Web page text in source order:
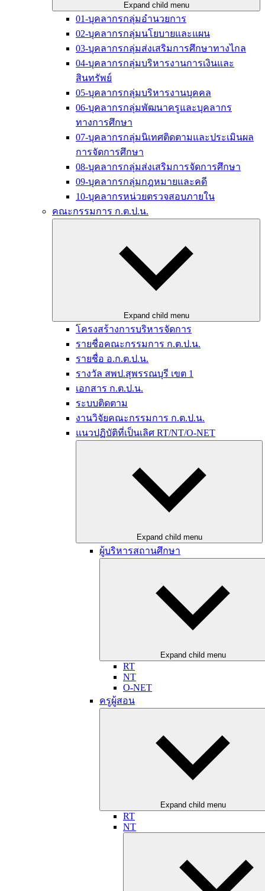
Expand child menu
01-บุคลากรกลุ่มอำนวยการ
02-บุคลากรกลุ่มนโยบายและแผน
03-บุคลากรกลุ่มส่งเสริมการศึกษาทางไกล
04-บุคลากรกลุ่มบริหารงานการเงินและ
สินทรัพย์
05-บุคลากรกลุ่มบริหารงานบุคคล
06-บุคลากรกลุ่มพัฒนาครูและบุคลากร
ทางการศึกษา
07-บุคลากรกลุ่มนิเทศติดตามและประเมินผล
การจัดการศึกษา
08-บุคลากรกลุ่มส่งเสริมการจัดการศึกษา
09-บุคลากรกลุ่มกฎหมายและคดี
10-บุคลากรหน่วยตรวจสอบภายใน
คณะกรรมการ ก.ต.ป.น.
Expand child menu
โครงสร้างการบริหารจัดการ
รายชื่อคณะกรรมการ ก.ต.ป.น.
รายชื่อ อ.ก.ต.ป.น.
รางวัล สพป.สุพรรณบุรี เขต 1
เอกสาร ก.ต.ป.น.
ระบบติดตาม
งานวิจัยคณะกรรมการ ก.ต.ป.น.
แนวปฏิบัติที่เป็นเลิศ RT/NT/O-NET
Expand child menu
ผู้บริหารสถานศึกษา
Expand child menu
RT
NT
O-NET
ครูผู้สอน
Expand child menu
RT
NT